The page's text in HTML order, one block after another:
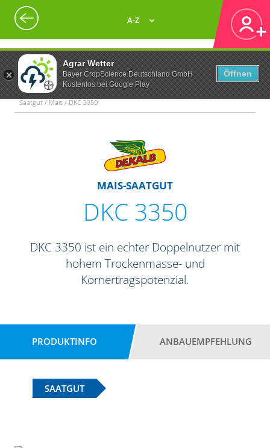
Agrar Wetter
Bayer CropScience Deutschland GmbH
Kostenlos bei Google Play
Öffnen
A-Z
Saatgut / Mais / DKC 3350
MAIS-SAATGUT
DKC 3350
DKC 3350 ist ein echter Doppelnutzer mit
hohem Trockenmasse- und
Kornertragspotenzial.
PRODUKTINFO ANBAUEMPFEHLUNG
SAATGUT